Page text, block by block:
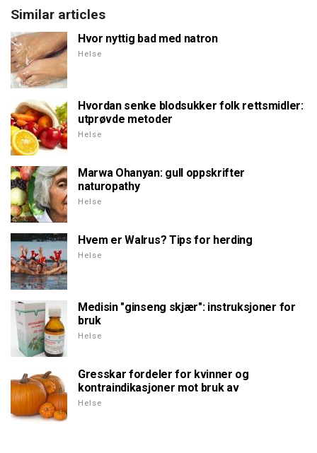
Similar articles
Hvor nyttig bad med natron
Helse
Hvordan senke blodsukker folk rettsmidler:
utprøvde metoder
Helse
Marwa Ohanyan: gull oppskrifter
naturopathy
Helse
Hvem er Walrus? Tips for herding
Helse
Medisin "ginseng skjær": instruksjoner for
bruk
Helse
Gresskar fordeler for kvinner og
kontraindikasjoner mot bruk av
Helse